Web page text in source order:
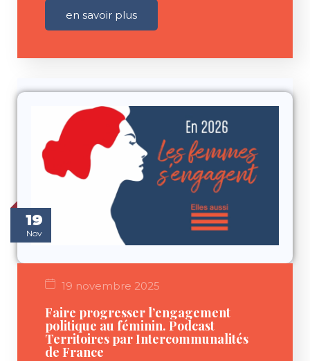
en savoir plus
19
Nov
19 novembre 2025
Faire progresser l’engagement
politique au féminin. Podcast
Territoires par Intercommunalités
de France